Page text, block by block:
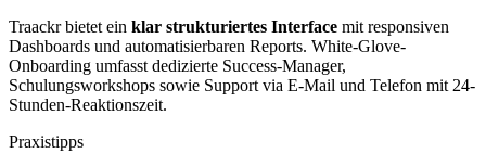
Traackr bietet ein klar strukturiertes Interface mit responsiven
Dashboards und automatisierbaren Reports. White-Glove-
Onboarding umfasst dedizierte Success-Manager,
Schulungsworkshops sowie Support via E-Mail und Telefon mit 24-
Stunden-Reaktionszeit.
Praxistipps